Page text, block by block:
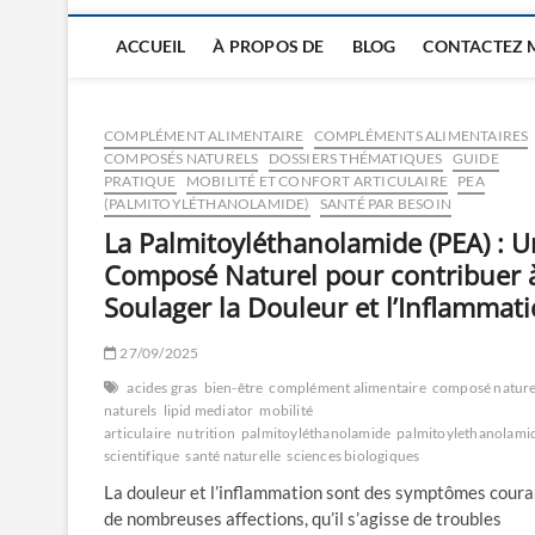
ACCUEIL À PROPOS DE BLOG CONTACTEZ
COMPLÉMENT ALIMENTAIRE COMPLÉMENTS ALIMENTAIRES
COMPOSÉS NATURELS
DOSSIERS THÉMATIQUES GUIDE
PRATIQUE
MOBILITÉ ET CONFORT ARTICULAIRE PEA
(PALMITOYLÉTHANOLAMIDE)
SANTÉ PAR BESOIN
La Palmitoyléthanolamide (PEA) :
Composé Naturel pour contribuer
Soulager la Douleur et
27/09/2025
acides gras bien-être complément alimentaire composé
naturels lipid mediator mobilité
articulaire nutrition palmitoyléthanolamide
scientifique santé naturelle sciences biologiques
La douleur et l’inflammation sont des symptômes
de nombreuses affections, qu’il s’agisse de troubles